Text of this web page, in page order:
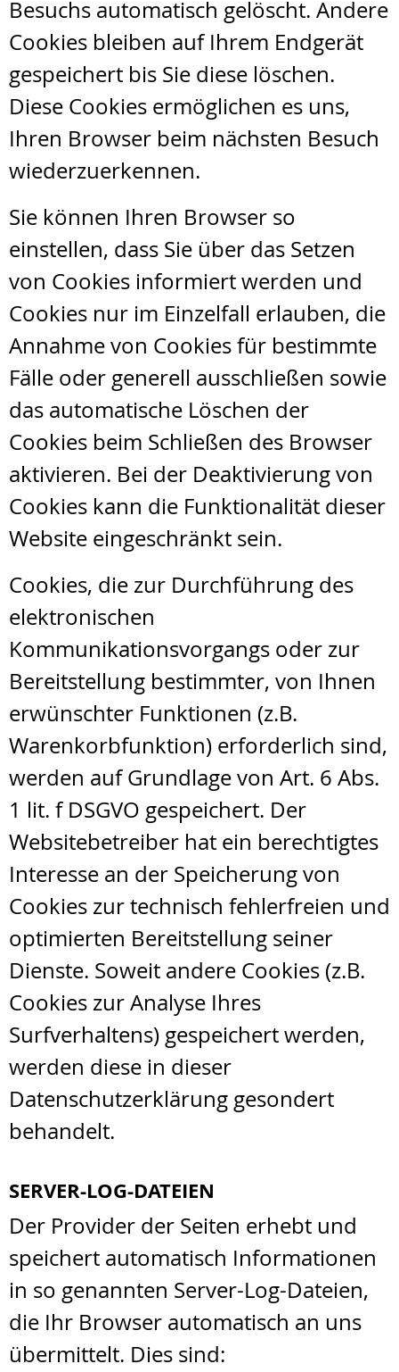
Besuchs automatisch gelöscht. Andere
Cookies bleiben auf Ihrem Endgerät
gespeichert bis Sie diese löschen.
Diese Cookies ermöglichen es uns,
Ihren Browser beim nächsten Besuch
wiederzuerkennen.
Sie können Ihren Browser so
einstellen, dass Sie über das Setzen
von Cookies informiert werden und
Cookies nur im Einzelfall erlauben, die
Annahme von Cookies für bestimmte
Fälle oder generell ausschließen sowie
das automatische Löschen der
Cookies beim Schließen des Browser
aktivieren. Bei der Deaktivierung von
Cookies kann die Funktionalität dieser
Website eingeschränkt sein.
Cookies, die zur Durchführung des
elektronischen
Kommunikationsvorgangs oder zur
Bereitstellung bestimmter, von Ihnen
erwünschter Funktionen (z.B.
Warenkorbfunktion) erforderlich sind,
werden auf Grundlage von Art. 6 Abs.
1 lit. f DSGVO gespeichert. Der
Websitebetreiber hat ein berechtigtes
Interesse an der Speicherung von
Cookies zur technisch fehlerfreien und
optimierten Bereitstellung seiner
Dienste. Soweit andere Cookies (z.B.
Cookies zur Analyse Ihres
Surfverhaltens) gespeichert werden,
werden diese in dieser
Datenschutzerklärung gesondert
behandelt.
SERVER-LOG-DATEIEN
Der Provider der Seiten erhebt und
speichert automatisch Informationen
in so genannten Server-Log-Dateien,
die Ihr Browser automatisch an uns
übermittelt. Dies sind: